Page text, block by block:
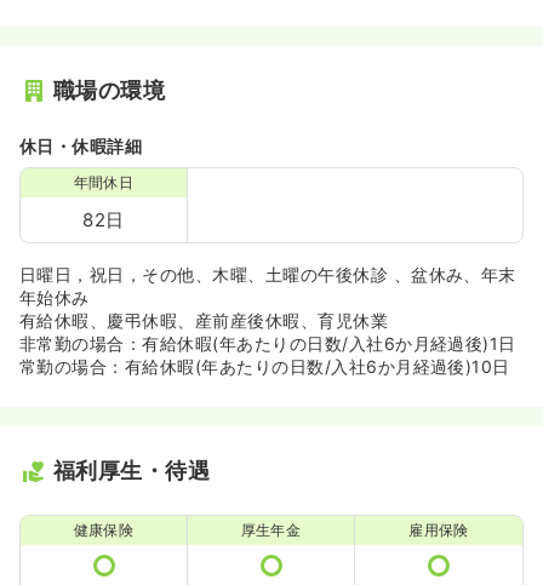
職場の環境
休日・休暇詳細
年間休日
82日
日曜日，祝日，その他、木曜、土曜の午後休診 、盆休み、年末
年始休み
有給休暇、慶弔休暇、産前産後休暇、育児休業
非常勤の場合：有給休暇(年あたりの日数/入社6か月経過後)1日
常勤の場合：有給休暇(年あたりの日数/入社6か月経過後)10日
福利厚生・待遇
健康保険 厚生年金 雇用保険